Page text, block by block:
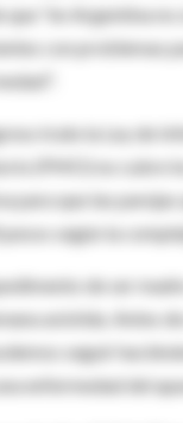
"en Argentina
con problemas
trate la Ley de
(PMO) no cubre
que las parejas
según la
de ser
asistida. Antes
seguir
enfermedad del